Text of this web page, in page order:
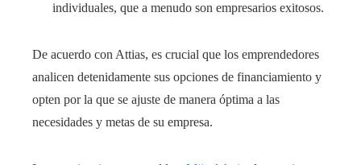
individuales, que a menudo son empresarios exitosos.
De acuerdo con Attias, es crucial que los emprendedores
analicen detenidamente sus opciones de financiamiento y
opten por la que se ajuste de manera óptima a las
necesidades y metas de su empresa.